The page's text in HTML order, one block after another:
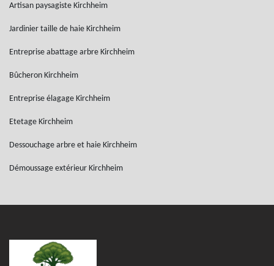
Artisan paysagiste Kirchheim
Jardinier taille de haie Kirchheim
Entreprise abattage arbre Kirchheim
Bûcheron Kirchheim
Entreprise élagage Kirchheim
Etetage Kirchheim
Dessouchage arbre et haie Kirchheim
Démoussage extérieur Kirchheim